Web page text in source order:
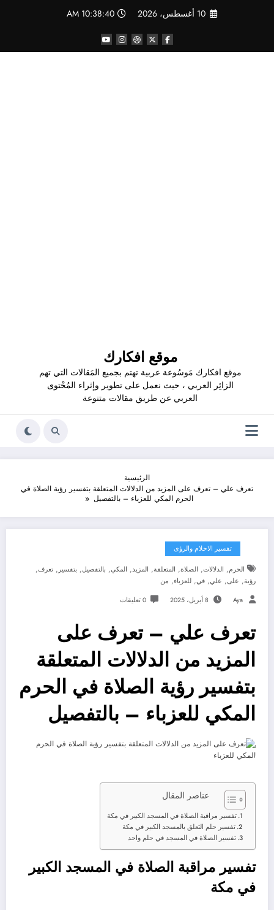
10 أغسطس، 2026 10:38:40 AM
موقع افكارك
موقع افكارك مَوسُوعة عربية تهتم بجميع المَقالات التي تهم
الزائِر العربي ، حيث نعمل على تطوير وإثراء المُحْتوى
العربي عن طريق مقالات متنوعة
الرئيسية
تعرف علي – تعرف على المزيد من الدلالات المتعلقة بتفسير رؤية الصلاة في
الحرم المكي للعزباء – بالتفصيل
تفسير الاحلام والرؤى
الحرم, الدلالات, الصلاة, المتعلقة, المزيد, المكي, بالتفصيل, بتفسير , تعرف,
رؤية, على, علي, في, للعزباء, من
Aya 8 أبريل، 2025 0 تعليقات
تعرف علي – تعرف على
المزيد من الدلالات المتعلقة
بتفسير رؤية الصلاة في الحرم
المكي للعزباء – بالتفصيل
عناصر المقال
تفسير مراقبة الصلاة في المسجد الكبير في مكة
تفسير حلم التعلق بالمسجد الكبير في مكة
تفسير الصلاة في المسجد في حلم واحد
تفسير مراقبة الصلاة في المسجد الكبير
في مكة